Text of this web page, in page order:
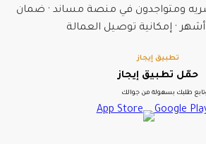
ومتواجدون في منصة مساند · ضمان
تطبيق إيجاز
حمّل تطبيق إيجاز
طلبك بسهولة من جوالك